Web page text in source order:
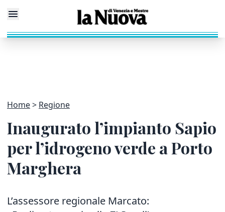
Home Regione
Inaugurato l’impianto Sapio
per l’idrogeno verde a Porto
Marghera
L’assessore regionale Marcato: